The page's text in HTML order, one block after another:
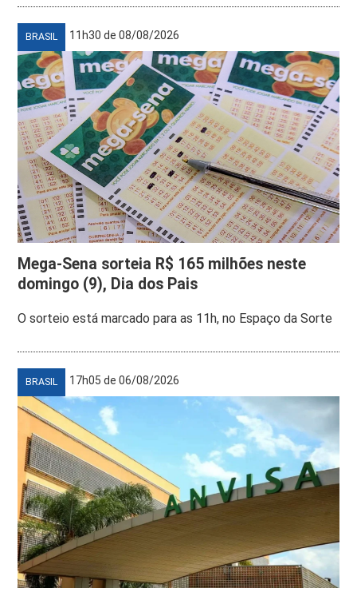
BRASIL 11h30 de 08/08/2026
Mega-Sena sorteia R$ 165 milhões neste
domingo (9), Dia dos Pais
O sorteio está marcado para as 11h, no Espaço da Sorte
BRASIL 17h05 de 06/08/2026